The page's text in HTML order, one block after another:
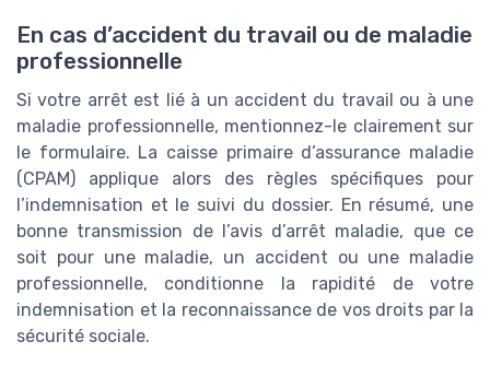
En cas d’accident du travail ou de maladie
professionnelle
Si votre arrêt est lié à un accident du travail ou à une
maladie professionnelle, mentionnez-le clairement sur
le formulaire. La caisse primaire d’assurance maladie
(CPAM) applique alors des règles spécifiques pour
l’indemnisation et le suivi du dossier. En résumé, une
bonne transmission de l’avis d’arrêt maladie, que ce
soit pour une maladie, un accident ou une maladie
professionnelle, conditionne la rapidité de votre
indemnisation et la reconnaissance de vos droits par la
sécurité sociale.